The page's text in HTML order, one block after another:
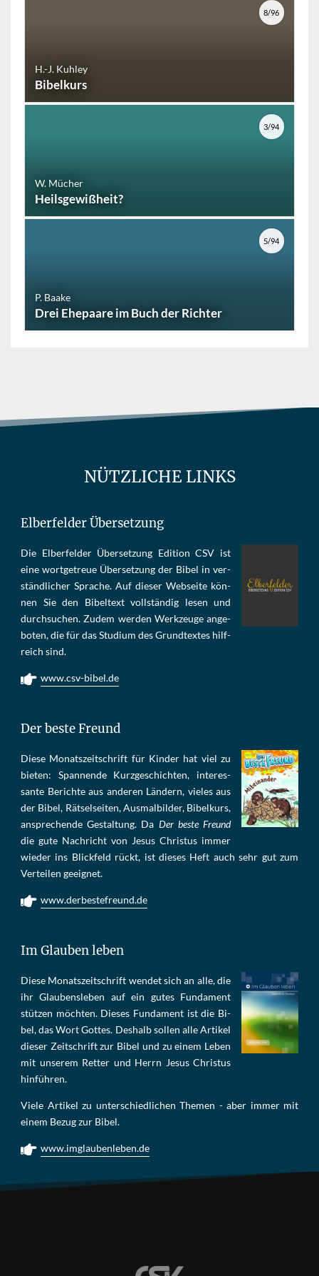
H.-J. Kuhley
Bibelkurs
8/96
W. Mücher
Heilsgewißheit?
3/94
P. Baake
Drei Ehepaare im Buch der Richter
5/94
NÜTZLICHE LINKS
Elberfelder Übersetzung
Die Elber­fel­der Über­set­zung Edi­tion CSV ist
eine wort­ge­treue Über­set­zung der Bi­bel in ver­
ständ­li­cher Spra­che. Auf die­ser Web­sei­te kön­
nen Sie den Bi­bel­text voll­stän­dig le­sen und
durch­su­chen. Zu­dem wer­den Werk­zeu­ge an­ge­
bo­ten, die für das Stu­di­um des Grund­tex­tes hilf­
reich sind.
www.csv-bibel.de
Der beste Freund
Die­se Mo­nats­zeit­schrift für Kin­der hat viel zu
bie­ten: Span­nen­de Kurz­ge­schich­ten, in­te­res­
san­te Be­rich­te aus an­de­ren Län­dern, vie­les aus
der Bi­bel, Rät­sel­sei­ten, Aus­mal­bil­der, Bi­bel­kurs,
an­sprech­ende Ge­stal­tung. Da Der beste Freund
die gu­te Nach­richt von Je­sus Chris­tus im­mer
wie­der ins Blick­feld rückt, ist die­ses Heft auch sehr gut zum
Ver­tei­len ge­eig­net.
www.derbestefreund.de
Im Glauben leben
Die­se Mo­nats­zeit­schrift wen­det sich an alle, die
ihr Glau­bens­le­ben auf ein gu­tes Fun­da­ment
stüt­zen möch­ten. Die­ses Fun­da­ment ist die Bi­
bel, das Wort Got­tes. Des­halb sol­len al­le Ar­ti­kel
die­ser Zeit­schrift zur Bi­bel und zu ei­nem Le­ben
mit un­se­rem Ret­ter und Herrn Je­sus Chris­tus
hin­füh­ren.
Viele Artikel zu unterschiedlichen Themen - aber immer mit
einem Bezug zur Bibel.
www.imglaubenleben.de